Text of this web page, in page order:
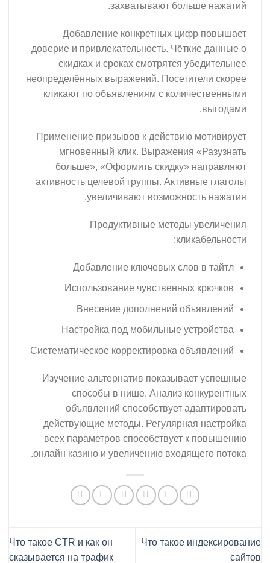
захватывают больше нажатий.
Добавление конкретных цифр повышает
доверие и привлекательность. Чёткие данные о
скидках и сроках смотрятся убедительнее
неопределённых выражений. Посетители скорее
кликают по объявлениям с количественными
выгодами.
Применение призывов к действию мотивирует
мгновенный клик. Выражения «Разузнать
больше», «Оформить скидку» направляют
активность целевой группы. Активные глаголы
увеличивают возможность нажатия.
Продуктивные методы увеличения
кликабельности:
Добавление ключевых слов в тайтл
Использование чувственных крючков
Внесение дополнений объявлений
Настройка под мобильные устройства
Систематическое корректировка объявлений
Изучение альтернатив показывает успешные
способы в нише. Анализ конкурентных
объявлений способствует адаптировать
действующие методы. Регулярная настройка
всех параметров способствует к повышению
онлайн казино и увеличению входящего потока.
Что такое индексирование
сайтов
Что такое CTR и как он
сказывается на трафик